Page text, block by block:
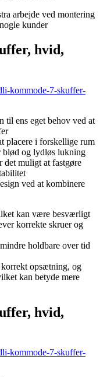
arbejde ved montering
kunder
hvid,
kommode-7-skuffer-
til ens eget behov ved at
placere i forskellige rum
blød og lydløs lukning
det muligt at fastgøre
ved at kombinere
kan være besværligt
korrekte skruer og
holdbare over tid
opsætning, og
kan betyde mere
hvid,
kommode-7-skuffer-